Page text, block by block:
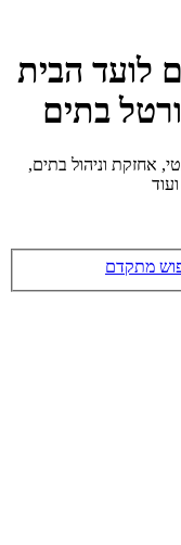
לועד הבית
בתים
אחזקת וניהול בתים,
מתקדם